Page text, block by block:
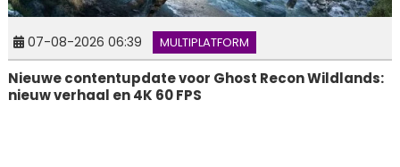
07-08-2026 06:39 MULTIPLATFORM
Nieuwe contentupdate voor Ghost Recon Wildlands:
nieuw verhaal en 4K 60 FPS